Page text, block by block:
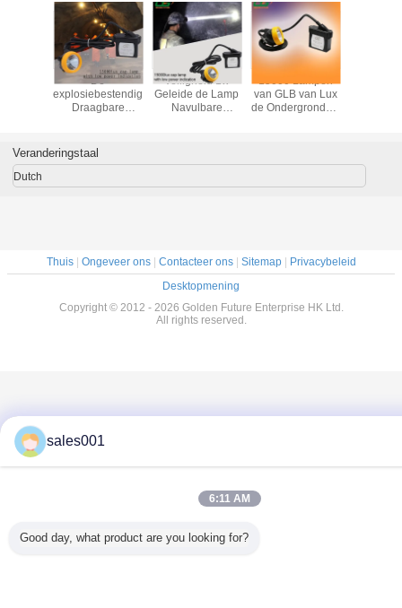
De
explosiebestendige
Draagbare
steken 1
Navulbare aan
Veiligheid 1w
Geleide de Lamp
Navulbare
15000 Lampen
van GLB van Lux
de Ondergrondse,
Veranderingstaal
Dutch
Thuis| Ongeveer ons| Contacteer ons| Sitemap| Privacybeleid
Desktopmening
Copyright © 2012 - 2026 Golden Future Enterprise HK Ltd.
All rights reserved.
sales001
6:11 AM
Good day, what product are you looking for?